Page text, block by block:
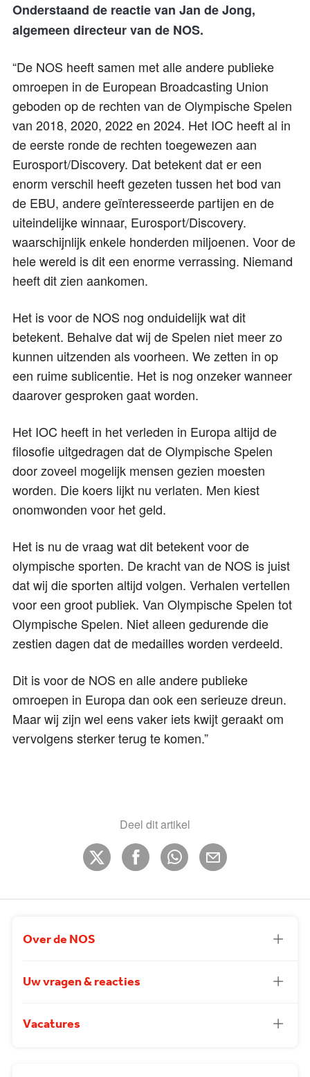
Onderstaand de reactie van Jan de Jong,
algemeen directeur van de NOS.
“De NOS heeft samen met alle andere publieke
omroepen in de European Broadcasting Union
geboden op de rechten van de Olympische Spelen
van 2018, 2020, 2022 en 2024. Het IOC heeft al in
de eerste ronde de rechten toegewezen aan
Eurosport/Discovery. Dat betekent dat er een
enorm verschil heeft gezeten tussen het bod van
de EBU, andere geïnteresseerde partijen en de
uiteindelijke winnaar, Eurosport/Discovery.
waarschijnlijk enkele honderden miljoenen. Voor de
hele wereld is dit een enorme verrassing. Niemand
heeft dit zien aankomen.
Het is voor de NOS nog onduidelijk wat dit
betekent. Behalve dat wij de Spelen niet meer zo
kunnen uitzenden als voorheen. We zetten in op
een ruime sublicentie. Het is nog onzeker wanneer
daarover gesproken gaat worden.
Het IOC heeft in het verleden in Europa altijd de
filosofie uitgedragen dat de Olympische Spelen
door zoveel mogelijk mensen gezien moesten
worden. Die koers lijkt nu verlaten. Men kiest
onomwonden voor het geld.
Het is nu de vraag wat dit betekent voor de
olympische sporten. De kracht van de NOS is juist
dat wij die sporten altijd volgen. Verhalen vertellen
voor een groot publiek. Van Olympische Spelen tot
Olympische Spelen. Niet alleen gedurende die
zestien dagen dat de medailles worden verdeeld.
Dit is voor de NOS en alle andere publieke
omroepen in Europa dan ook een serieuze dreun.
Maar wij zijn wel eens vaker iets kwijt geraakt om
vervolgens sterker terug te komen.”
Deel dit artikel
Over de NOS
Uw vragen & reacties
Vacatures